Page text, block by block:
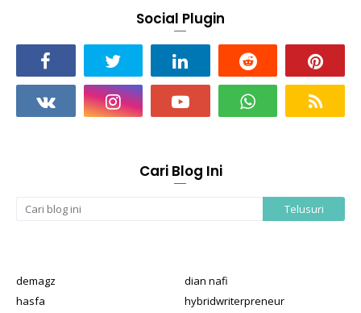
Social Plugin
Cari Blog Ini
demagz
dian nafi
hasfa
hybridwriterpreneur